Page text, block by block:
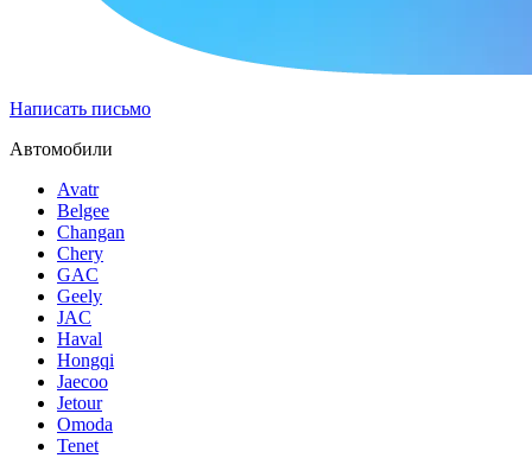
Написать письмо
Автомобили
Avatr
Belgee
Changan
Chery
GAC
Geely
JAC
Haval
Hongqi
Jaecoo
Jetour
Omoda
Tenet